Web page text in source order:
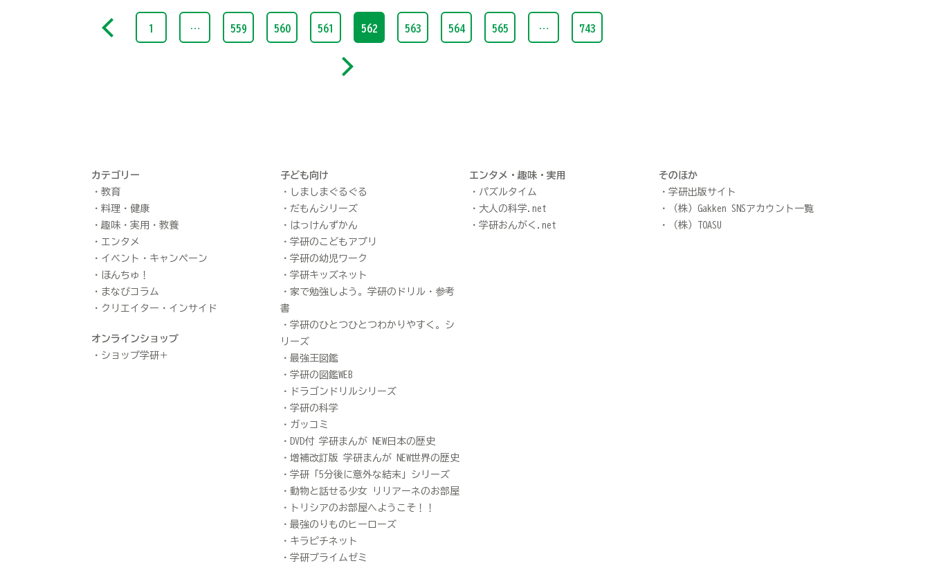
1 … 559 560 561 562 563 564 565 … 743
カテゴリー
教育
料理・健康
趣味・実用・教養
エンタメ
イベント・キャンペーン
ほんちゅ！
まなびコラム
クリエイター・インサイド
オンラインショップ
ショップ学研＋
子ども向け
しましまぐるぐる
だもんシリーズ
はっけんずかん
学研のこどもアプリ
学研の幼児ワーク
学研キッズネット
家で勉強しよう。学研のドリル・参考
書
学研のひとつひとつわかりやすく。シ
リーズ
最強王図鑑
学研の図鑑WEB
ドラゴンドリルシリーズ
学研の科学
ガッコミ
DVD付 学研まんが NEW日本の歴史
増補改訂版 学研まんが NEW世界の歴史
学研「5分後に意外な結末」シリーズ
動物と話せる少女 リリアーネのお部屋
トリシアのお部屋へようこそ！！
最強のりものヒーローズ
キラピチネット
学研プライムゼミ
エンタメ・趣味・実用
パズルタイム
大人の科学.net
学研おんがく.net
そのほか
学研出版サイト
（株）Gakken SNSアカウント一覧
（株）TOASU